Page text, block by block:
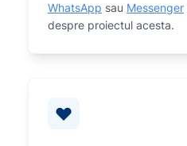
WhatsApp sau Messenger
despre proiectul acesta.